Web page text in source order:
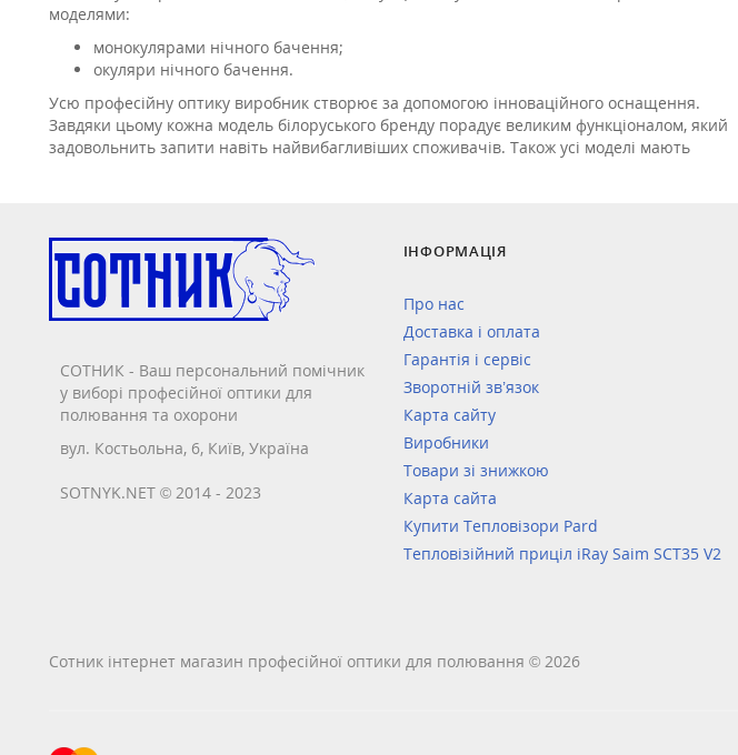
моделями:
монокулярами нічного бачення;
окуляри нічного бачення.
Усю професійну оптику виробник створює за допомогою інноваційного оснащення.
Завдяки цьому кожна модель білоруського бренду порадує великим функціоналом, який
задовольнить запити навіть найвибагливіших споживачів. Також усі моделі мають
СОТНИК - Ваш персональний помічник
у виборі професійної оптики для
полювання та охорони
вул. Костьольна, 6, Київ, Україна
SOTNYK.NET © 2014 - 2023
ІНФОРМАЦІЯ
Про нас
Доставка і оплата
Гарантія і сервіс
Зворотній зв’язок
Карта сайту
Виробники
Товари зі знижкою
Карта сайта
Купити Тепловізори Pard
Тепловізійний приціл iRay Saim SCT35 V2
Сотник інтернет магазин професійної оптики для полювання © 2026